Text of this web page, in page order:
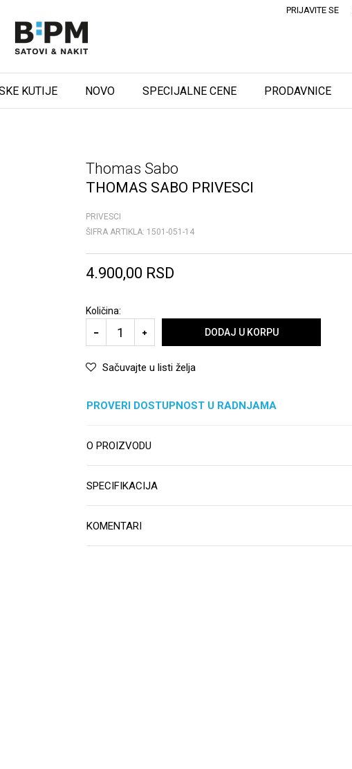
PRIJAVITE SE
KUTIJE NOVO SPECIJALNE CENE PRODAVNICE
Thomas Sabo
THOMAS SABO PRIVESCI
PRIVESCI
ŠIFRA ARTIKLA: 1501-051-14
4.900,00 RSD
Količina:
DODAJ U KORPU
Sačuvajte u listi želja
PROVERI DOSTUPNOST U RADNJAMA
O PROIZVODU
SPECIFIKACIJA
KOMENTARI